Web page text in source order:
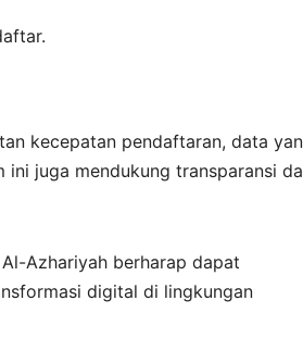
kecepatan pendaftaran, data
ini juga mendukung transparansi
Azhariyah berharap dapat
digital di lingkungan